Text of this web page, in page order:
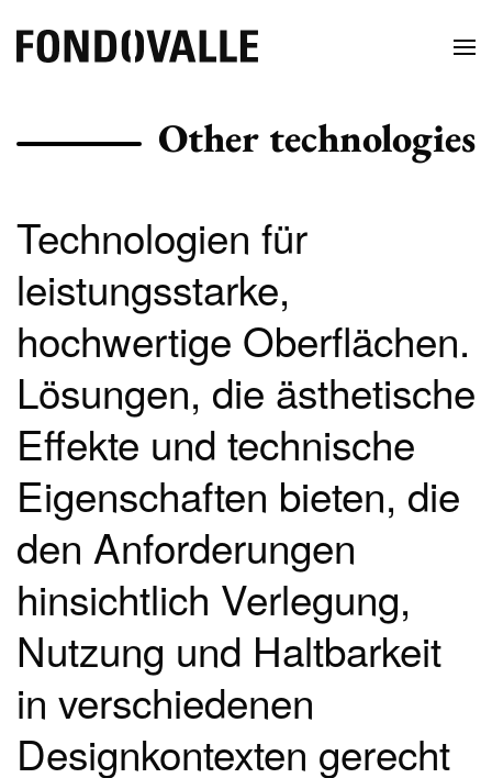
Other technologies
Technologien für
leistungsstarke,
hochwertige Oberflächen.
Lösungen, die ästhetische
Effekte und technische
Eigenschaften bieten, die
den Anforderungen
hinsichtlich Verlegung,
Nutzung und Haltbarkeit
in verschiedenen
Designkontexten gerecht